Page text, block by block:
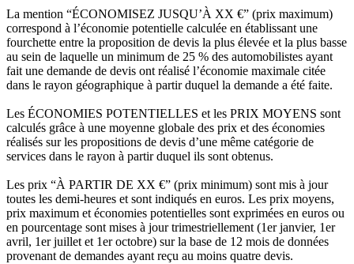
La mention “ÉCONOMISEZ JUSQU’À XX €” (prix maximum)
correspond à l’économie potentielle calculée en établissant une
fourchette entre la proposition de devis la plus élevée et la plus basse
au sein de laquelle un minimum de 25 % des automobilistes ayant
fait une demande de devis ont réalisé l’économie maximale citée
dans le rayon géographique à partir duquel la demande a été faite.
Les ÉCONOMIES POTENTIELLES et les PRIX MOYENS sont
calculés grâce à une moyenne globale des prix et des économies
réalisés sur les propositions de devis d’une même catégorie de
services dans le rayon à partir duquel ils sont obtenus.
Les prix “À PARTIR DE XX €” (prix minimum) sont mis à jour
toutes les demi-heures et sont indiqués en euros. Les prix moyens,
prix maximum et économies potentielles sont exprimées en euros ou
en pourcentage sont mises à jour trimestriellement (1er janvier, 1er
avril, 1er juillet et 1er octobre) sur la base de 12 mois de données
provenant de demandes ayant reçu au moins quatre devis.